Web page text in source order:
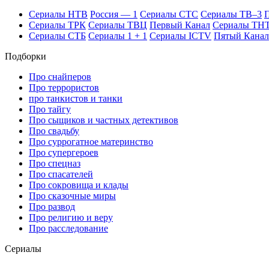
Се­риа­лы НТВ Рос­сия — 1 Се­риа­лы СТС Се­риа­лы ТВ–3
Се­риа­лы ТРК Се­риа­лы ТВЦ Пер­вый Ка­нал Се­риа­лы
Се­риа­лы СТБ Се­риа­лы 1 + 1 Се­риа­лы ICTV Пя­тый Ка­нал
Подборки
Про снайперов
Про террористов
про танкистов и танки
Про тайгу
Про сыщиков и частных детективов
Про свадьбу
Про суррогатное материнство
Про супергероев
Про спецназ
Про спасателей
Про сокровища и клады
Про сказочные миры
Про развод
Про религию и веру
Про расследование
Се­риа­лы